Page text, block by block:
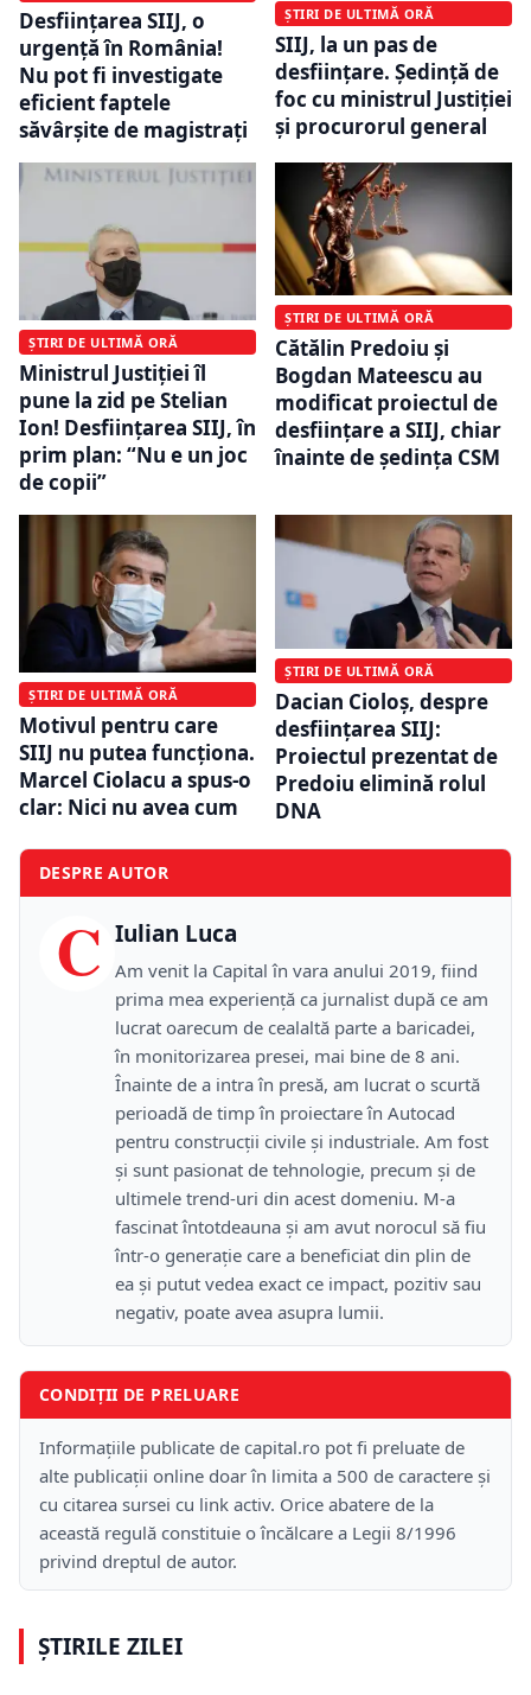
Desființarea SIIJ, o
urgență în România!
Nu pot fi investigate
eficient faptele
săvârşite de magistraţi
ȘTIRI DE ULTIMĂ ORĂ
SIIJ, la un pas de
desființare. Ședință de
foc cu ministrul Justiţiei
şi procurorul general
ȘTIRI DE ULTIMĂ ORĂ
Ministrul Justiţiei îl
pune la zid pe Stelian
Ion! Desfiinţarea SIIJ, în
prim plan: “Nu e un joc
de copii”
ȘTIRI DE ULTIMĂ ORĂ
Cătălin Predoiu și
Bogdan Mateescu au
modificat proiectul de
desființare a SIIJ, chiar
înainte de şedinţa CSM
ȘTIRI DE ULTIMĂ ORĂ
Motivul pentru care
SIIJ nu putea funcționa.
Marcel Ciolacu a spus-o
clar: Nici nu avea cum
ȘTIRI DE ULTIMĂ ORĂ
Dacian Cioloş, despre
desfiinţarea SIIJ:
Proiectul prezentat de
Predoiu elimină rolul
DNA
DESPRE AUTOR
C Iulian Luca
Am venit la Capital în vara anului 2019, fiind
prima mea experiență ca jurnalist după ce am
lucrat oarecum de cealaltă parte a baricadei,
în monitorizarea presei, mai bine de 8 ani.
Înainte de a intra în presă, am lucrat o scurtă
perioadă de timp în proiectare în Autocad
pentru construcții civile și industriale. Am fost
și sunt pasionat de tehnologie, precum și de
ultimele trend-uri din acest domeniu. M-a
fascinat întotdeauna și am avut norocul să fiu
într-o generație care a beneficiat din plin de
ea și putut vedea exact ce impact, pozitiv sau
negativ, poate avea asupra lumii.
CONDIȚII DE PRELUARE
Informațiile publicate de capital.ro pot fi preluate de
alte publicații online doar în limita a 500 de caractere și
cu citarea sursei cu link activ. Orice abatere de la
această regulă constituie o încălcare a Legii 8/1996
privind dreptul de autor.
ȘTIRILE ZILEI